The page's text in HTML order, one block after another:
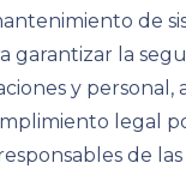
de
garantizar la
y personal,
legal
de